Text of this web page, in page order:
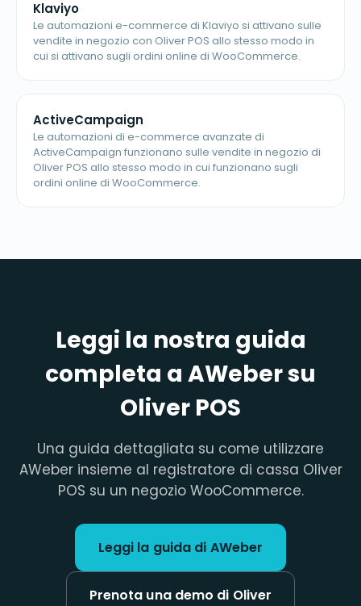
Klaviyo
Le automazioni e-commerce di Klaviyo si attivano sulle
vendite in negozio con Oliver POS allo stesso modo in
cui si attivano sugli ordini online di WooCommerce.
ActiveCampaign
Le automazioni di e-commerce avanzate di
ActiveCampaign funzionano sulle vendite in negozio di
Oliver POS allo stesso modo in cui funzionano sugli
ordini online di WooCommerce.
Leggi la nostra guida
completa a AWeber su
Oliver POS
Una guida dettagliata su come utilizzare
AWeber insieme al registratore di cassa Oliver
POS su un negozio WooCommerce.
Leggi la guida di AWeber
Prenota una demo di Oliver